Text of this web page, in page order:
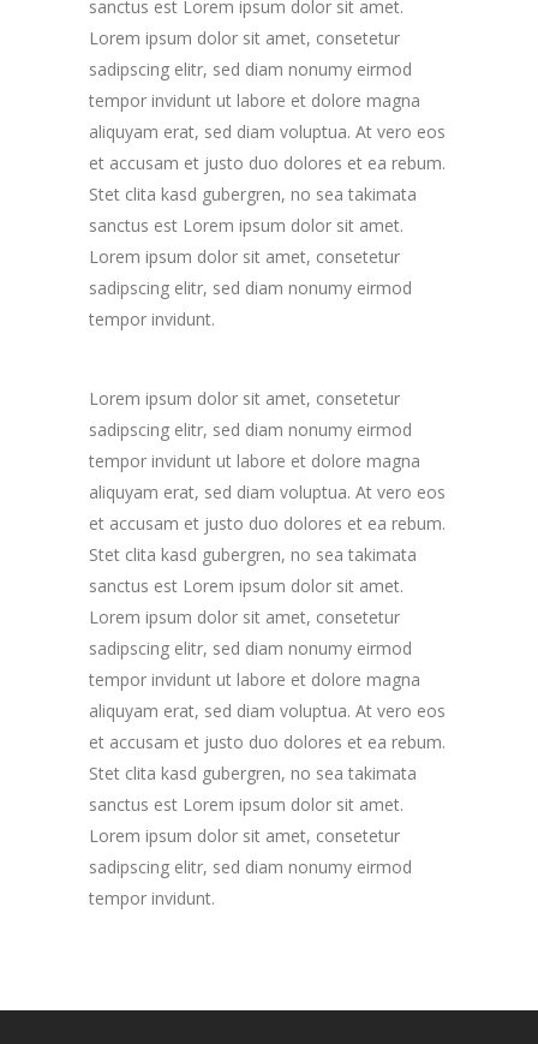
sanctus est Lorem ipsum dolor sit amet.
Lorem ipsum dolor sit amet, consetetur
sadipscing elitr, sed diam nonumy eirmod
tempor invidunt ut labore et dolore magna
aliquyam erat, sed diam voluptua. At vero eos
et accusam et justo duo dolores et ea rebum.
Stet clita kasd gubergren, no sea takimata
sanctus est Lorem ipsum dolor sit amet.
Lorem ipsum dolor sit amet, consetetur
sadipscing elitr, sed diam nonumy eirmod
tempor invidunt.
Lorem ipsum dolor sit amet, consetetur
sadipscing elitr, sed diam nonumy eirmod
tempor invidunt ut labore et dolore magna
aliquyam erat, sed diam voluptua. At vero eos
et accusam et justo duo dolores et ea rebum.
Stet clita kasd gubergren, no sea takimata
sanctus est Lorem ipsum dolor sit amet.
Lorem ipsum dolor sit amet, consetetur
sadipscing elitr, sed diam nonumy eirmod
tempor invidunt ut labore et dolore magna
aliquyam erat, sed diam voluptua. At vero eos
et accusam et justo duo dolores et ea rebum.
Stet clita kasd gubergren, no sea takimata
sanctus est Lorem ipsum dolor sit amet.
Lorem ipsum dolor sit amet, consetetur
sadipscing elitr, sed diam nonumy eirmod
tempor invidunt.